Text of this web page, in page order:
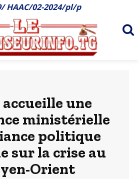
HAAC/02-2024/pl/p
une
ministérielle
politique
sur la crise au
Orient